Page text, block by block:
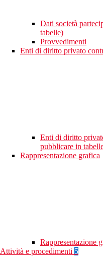
Dati società
tabelle)
Provvedimenti
Enti di diritto privato
Enti di diritto
pubblicare in
Rappresentazione grafica
Rappresentazione
Attività e procedimenti 5